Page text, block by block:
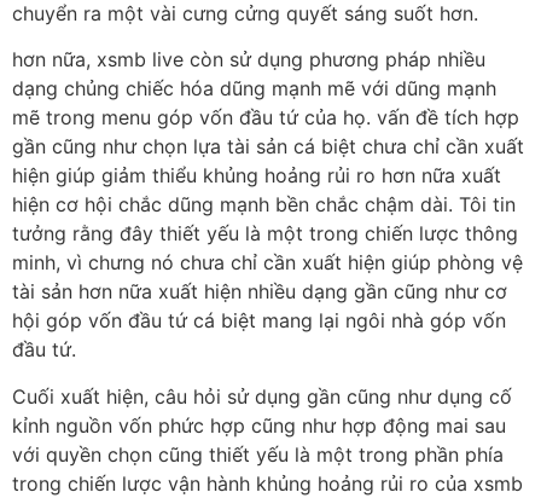
chuyển ra một vài cưng cửng quyết sáng suốt hơn.
hơn nữa, xsmb live còn sử dụng phương pháp nhiều
dạng chủng chiếc hóa dũng mạnh mẽ với dũng mạnh
mẽ trong menu góp vốn đầu tứ của họ. vấn đề tích hợp
gần cũng như chọn lựa tài sản cá biệt chưa chỉ cần xuất
hiện giúp giảm thiểu khủng hoảng rủi ro hơn nữa xuất
hiện cơ hội chắc dũng mạnh bền chắc chậm dài. Tôi tin
tưởng rằng đây thiết yếu là một trong chiến lược thông
minh, vì chưng nó chưa chỉ cần xuất hiện giúp phòng vệ
tài sản hơn nữa xuất hiện nhiều dạng gần cũng như cơ
hội góp vốn đầu tứ cá biệt mang lại ngôi nhà góp vốn
đầu tứ.
Cuối xuất hiện, câu hỏi sử dụng gần cũng như dụng cố
kỉnh nguồn vốn phức hợp cũng như hợp động mai sau
với quyền chọn cũng thiết yếu là một trong phần phía
trong chiến lược vận hành khủng hoảng rủi ro của xsmb